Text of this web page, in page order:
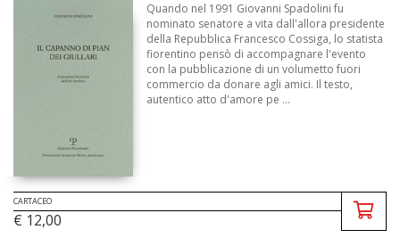
Quando nel 1991 Giovanni Spadolini fu
nominato senatore a vita dall'allora presidente
della Repubblica Francesco Cossiga, lo statista
fiorentino pensò di accompagnare l'evento
con la pubblicazione di un volumetto fuori
commercio da donare agli amici. Il testo,
autentico atto d'amore pe ...
CARTACEO
€ 12,00